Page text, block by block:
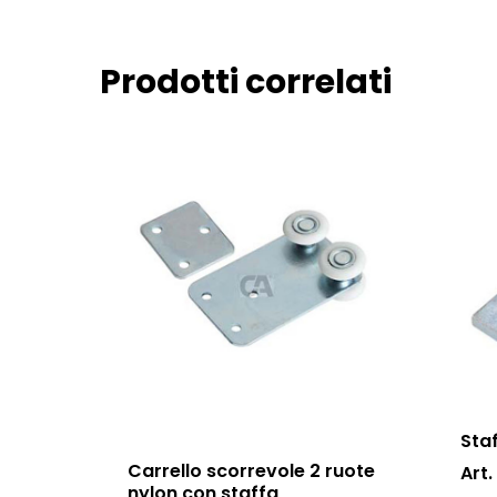
Prodotti correlati
Carrello scorrevole 2 ruote
Art.